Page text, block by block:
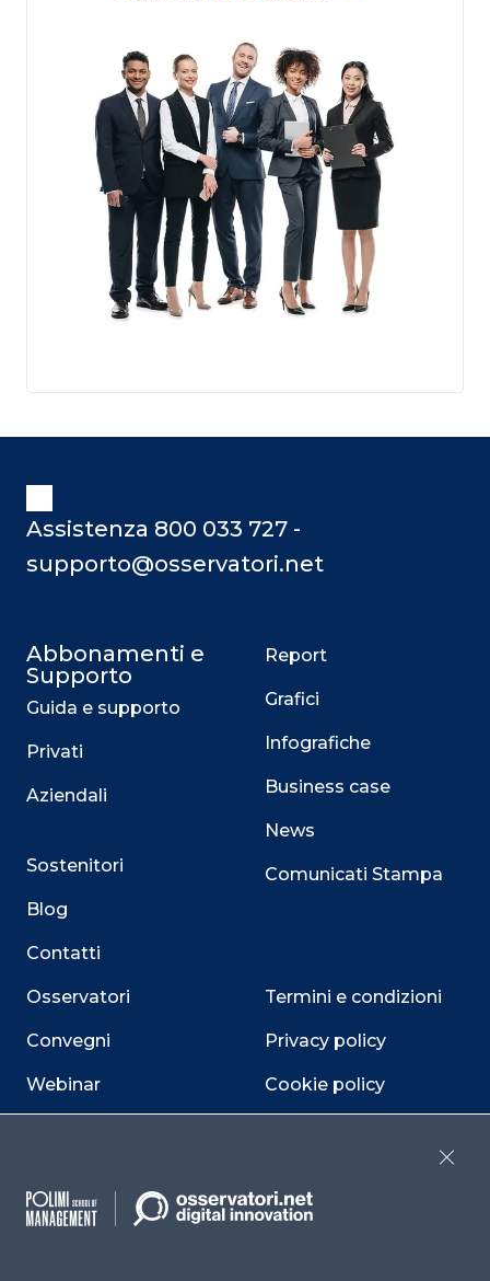
Assistenza 800 033 727 -
supporto@osservatori.net
Abbonamenti e
Supporto
Guida e supporto
Privati
Aziendali
Sostenitori
Blog
Contatti
Osservatori
Convegni
Webinar
Report
Grafici
Infografiche
Business case
News
Comunicati Stampa
Termini e condizioni
Privacy policy
Cookie policy
accessibilità